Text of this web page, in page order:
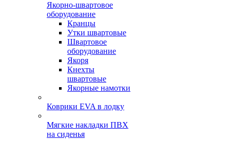
Якорно-швартовое
оборудование
Кранцы
Утки швартовые
Швартовое
оборудование
Якоря
Кнехты
швартовые
Якорные намотки
Коврики EVA в лодку
Мягкие накладки ПВХ
на сиденья